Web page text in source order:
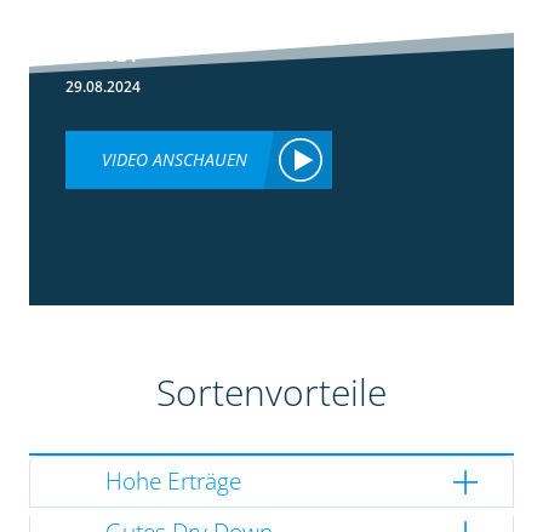
Mais?
29.08.2024
VIDEO ANSCHAUEN
Sortenvorteile
Hohe Erträge